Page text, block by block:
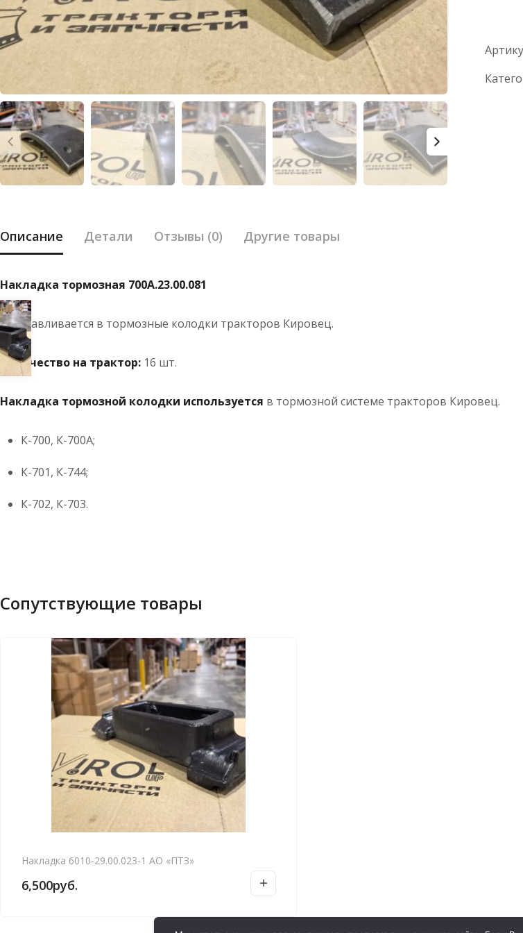
Описание Детали Отзывы (0) Другие товары
Накладка тормозная 700А.23.00.081
Устанавливается в тормозные колодки тракторов Кировец.
Количество на трактор: 16 шт.
Накладка тормозной колодки используется в тормозной системе тракторов Кировец.
К-700, К-700А;
К-701, К-744;
К-702, К-703.
Сопутствующие товары
Накладка 6010-29.00.023-1 АО «ПТЗ»
6,500руб.